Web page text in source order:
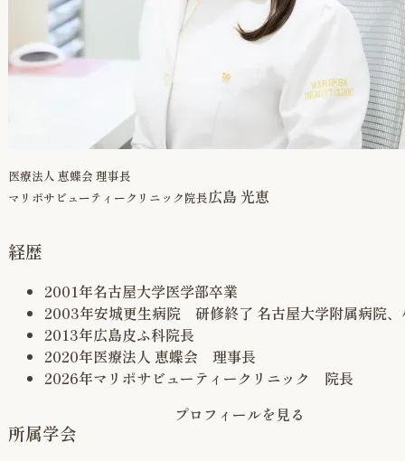
医療法人 恵蝶会 理事長
マリポサビューティークリニック院長広島 光恵
経歴
2001年名古屋大学医学部卒業
2003年安城更生病院 研修終了 名古屋大学附属病院
2013年広島皮ふ科院長
2020年医療法人 恵蝶会 理事長
2026年マリポサビューティークリニック 院長
所属学会
プロフィールを見る